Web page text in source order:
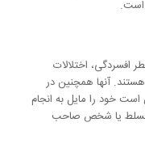
است.
افسردگی، اختلالات
آنها همچنین در
خود را مایل به انجام
مسلط یا شخص صاحب